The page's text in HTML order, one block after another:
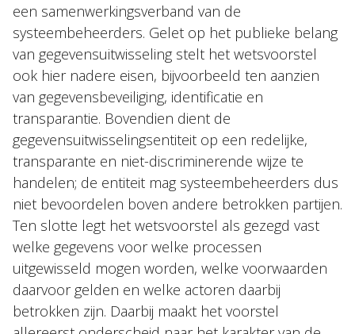
een samenwerkingsverband van de
systeembeheerders. Gelet op het publieke belang
van gegevensuitwisseling stelt het wetsvoorstel
ook hier nadere eisen, bijvoorbeeld ten aanzien
van gegevensbeveiliging, identificatie en
transparantie. Bovendien dient de
gegevensuitwisselingsentiteit op een redelijke,
transparante en niet-discriminerende wijze te
handelen; de entiteit mag systeembeheerders dus
niet bevoordelen boven andere betrokken partijen.
Ten slotte legt het wetsvoorstel als gezegd vast
welke gegevens voor welke processen
uitgewisseld mogen worden, welke voorwaarden
daarvoor gelden en welke actoren daarbij
betrokken zijn. Daarbij maakt het voorstel